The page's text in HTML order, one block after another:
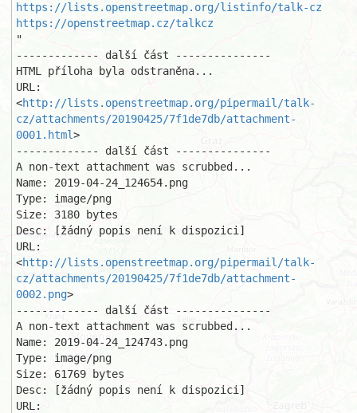
https://lists.openstreetmap.org/listinfo/talk-cz
https://openstreetmap.cz/talkcz
"
------------- další část ---------------
HTML příloha byla odstraněna...
URL:
<http://lists.openstreetmap.org/pipermail/talk-
cz/attachments/20190425/7f1de7db/attachment-
0001.html>
------------- další část ---------------
A non-text attachment was scrubbed...
Name: 2019-04-24_124654.png
Type: image/png
Size: 3180 bytes
Desc: [žádný popis není k dispozici]
URL:
<http://lists.openstreetmap.org/pipermail/talk-
cz/attachments/20190425/7f1de7db/attachment-
0002.png>
------------- další část ---------------
A non-text attachment was scrubbed...
Name: 2019-04-24_124743.png
Type: image/png
Size: 61769 bytes
Desc: [žádný popis není k dispozici]
URL: